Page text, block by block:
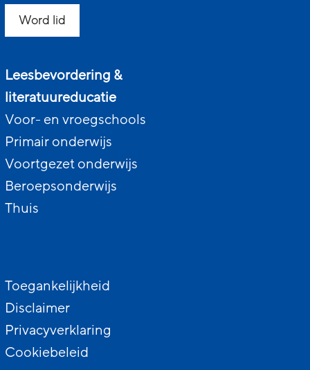
Word lid
Leesbevordering &
literatuureducatie
Voor- en vroegschools
Primair onderwijs
Voortgezet onderwijs
Beroepsonderwijs
Thuis
Toegankelijkheid
Disclaimer
Privacyverklaring
Cookiebeleid